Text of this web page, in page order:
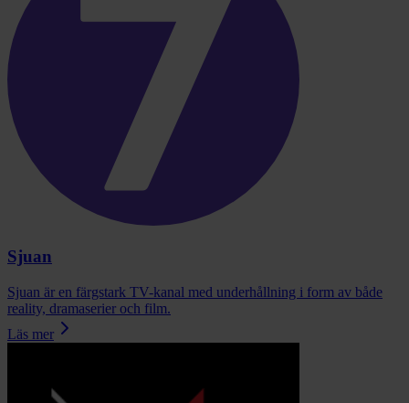
Sjuan
Sjuan är en färgstark TV-kanal med underhållning i form av både
reality, dramaserier och film.
Läs mer